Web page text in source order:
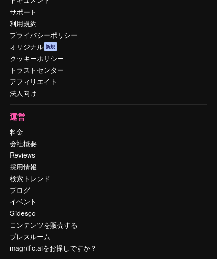
サポート
利用規約
プライバシーポリシー
オリジナル 新規
クッキーポリシー
トラストセンター
アフィリエイト
法人向け
運営
料金
会社概要
Reviews
採用情報
検索トレンド
ブログ
イベント
Slidesgo
コンテンツを販売する
プレスルーム
magnific.aiをお探しですか？